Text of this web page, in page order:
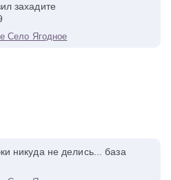
захадите
Село Ягодное
никуда не делись... база